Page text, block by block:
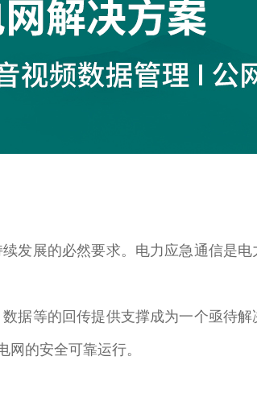
发展的必然要求。电力应急通信是电
据等的回传提供支撑成为一个亟待
的安全可靠运行。